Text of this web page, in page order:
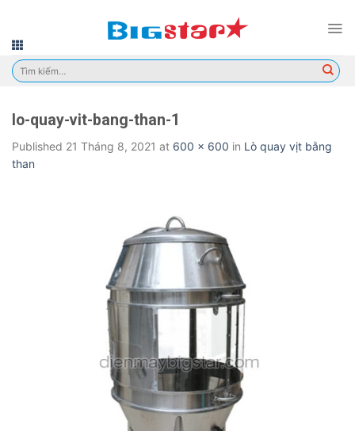
content
Tìm
kiếm:
lo-quay-vit-bang-than-1
Published 21 Tháng 8, 2021 at 600 × 600 in Lò quay vịt bằng
than